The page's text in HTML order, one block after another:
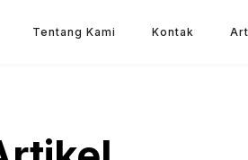
Tentang Kami Kontak